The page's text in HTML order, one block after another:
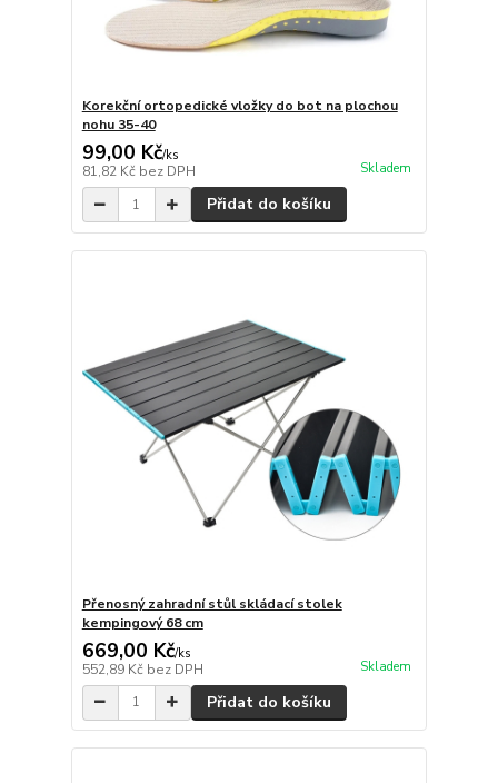
Korekční ortopedické vložky do bot na plochou
nohu 35-40
99,00 Kč/ks
81,82 Kč bez DPH Skladem
Přidat do košíku
Přenosný zahradní stůl skládací stolek
kempingový 68 cm
669,00 Kč/ks
552,89 Kč bez DPH Skladem
Přidat do košíku